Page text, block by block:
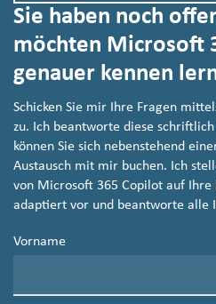
Sie haben noch
möchten Microsoft
genauer kennen
Schicken Sie mir Ihre Fragen
zu. Ich beantworte diese
können Sie sich nebenstehend
Austausch mit mir buchen. Ich
von Microsoft 365 Copilot auf Ihre
adaptiert vor und beantworte alle
Vorname